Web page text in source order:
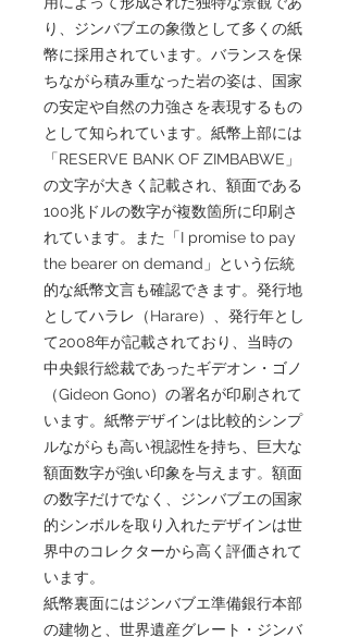
り、ジンバブエの象徴として多くの紙
幣に採用されています。バランスを保
ちながら積み重なった岩の姿は、国家
の安定や自然の力強さを表現するもの
として知られています。紙幣上部には
「RESERVE BANK OF ZIMBABWE」
の文字が大きく記載され、額面である
100兆ドルの数字が複数箇所に印刷さ
れています。また「I promise to pay
the bearer on demand」という伝統
的な紙幣文言も確認できます。発行地
としてハラレ（Harare）、発行年とし
て2008年が記載されており、当時の
中央銀行総裁であったギデオン・ゴノ
（Gideon Gono）の署名が印刷されて
います。紙幣デザインは比較的シンプ
ルながらも高い視認性を持ち、巨大な
額面数字が強い印象を与えます。額面
の数字だけでなく、ジンバブエの国家
的シンボルを取り入れたデザインは世
界中のコレクターから高く評価されて
います。
紙幣裏面にはジンバブエ準備銀行本部
の建物と、世界遺産グレート・ジンバ